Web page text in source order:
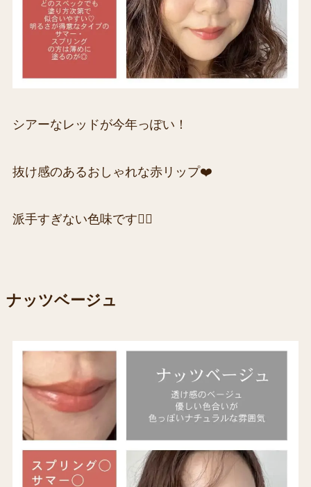
シアーなレッドが今年っぽい！
抜け感のあるおしゃれな赤リップ❤️
派手すぎない色味です👍🏻
ナッツベージュ